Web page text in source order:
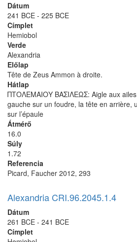
Dátum
241 BCE - 225 BCE
Címplet
Hemiobol
Verde
Alexandria
Előlap
Tête de Zeus Ammon à droite.
Hátlap
ΠΤΟΛΕΜΑΙΟΥ ΒΑΣΙΛΕΩΣ: Aigle aux
gauche sur un foudre, la tête en arrière,
sur l’épaule
Átmérő
16.0
Súly
1.72
Referencia
Picard, Faucher 2012, 293
Alexandria CRI.96.2045.1.4
Dátum
261 BCE - 241 BCE
Címplet